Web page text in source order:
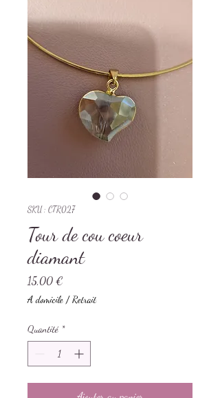
SKU : CTR027
Tour de cou coeur
diamant
15,00 €
A domicile / Retrait
Quantité *